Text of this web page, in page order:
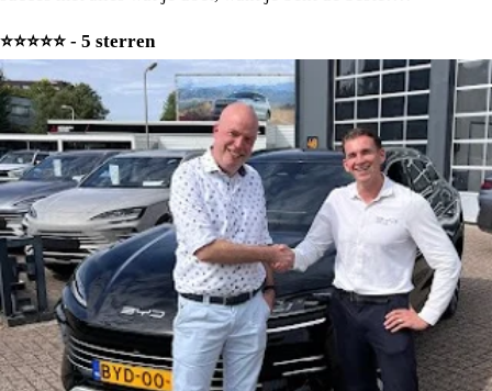
⭐️⭐️⭐️⭐️⭐️ - 5 sterren